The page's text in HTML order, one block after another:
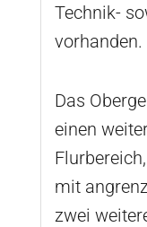
Technik-
vorhanden.
Das
einen
mit
zwei